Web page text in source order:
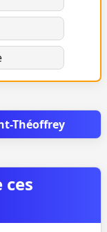
Théoffrey